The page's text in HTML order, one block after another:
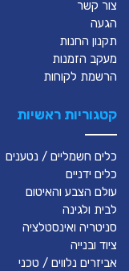
צור קשר
הגעה
תקנון החנות
מעקב הזמנות
הרשמת לקוחות
קטגוריות ראשיות
כלים חשמליים / נטענים
כלים ידניים
עולם הצבע והאיטום
לבית ולגינה
סניטריה ואינסטלציה
ציוד ובנייה
אביזרים נלווים / טכני